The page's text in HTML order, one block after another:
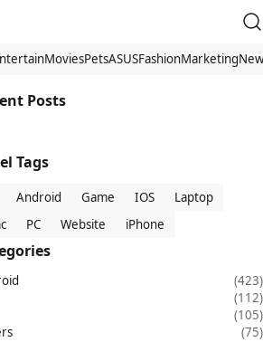
MoviesPetsASUSFashionMarketing
Posts
Tags
Android Game IOS
Laptop
PC Website iPhone
(423)
(112)
(105)
(75)